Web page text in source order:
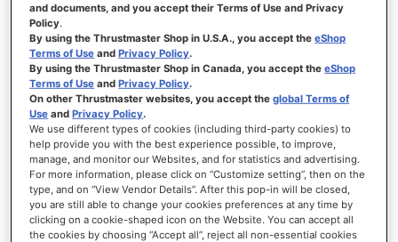
SOL-R 1 FLIGHTSTICK
and documents, and you accept their Terms of Use and Privacy
Policy.
By using the Thrustmaster Shop in U.S.A., you accept theeShop
Terms of Use andPrivacy Policy.
By using the Thrustmaster Shop in Canada, you accept theeShop
Terms of Use andPrivacy Policy.
On other Thrustmaster websites, you accept theglobal Terms of
Use andPrivacy Policy.
We use different types of cookies (including third-party cookies) to
help provide you with the best experience possible, to improve,
manage, and monitor our Websites, and for statistics and advertising.
For more information, please click on “Customize setting”, then on the
type, and on “View Vendor Details”. After this pop-in will be closed,
you are still able to change your cookies preferences at any time by
clicking on a cookie-shaped icon on the Website. You can accept all
the cookies by choosing “Accept all”, reject all non-essential cookies